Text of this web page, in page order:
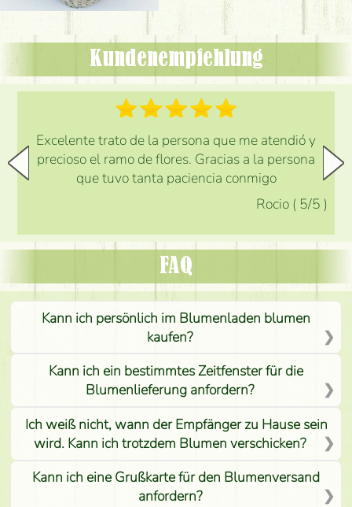
Kundenempfehlung
Excelente trato de la persona que me atendió y
precioso el ramo de flores. Gracias a la persona
que tuvo tanta paciencia conmigo
Rocio ( 5/5 )
FAQ
Kann ich persönlich im Blumenladen blumen
kaufen?
Kann ich ein bestimmtes Zeitfenster für die
Blumenlieferung anfordern?
Ich weiß nicht, wann der Empfänger zu Hause sein
wird. Kann ich trotzdem Blumen verschicken?
Kann ich eine Grußkarte für den Blumenversand
anfordern?